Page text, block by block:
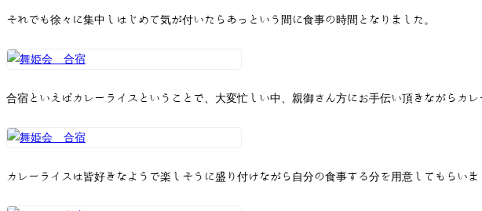
それでも徐々に集中しはじめて気が付いたらあっという間に食事の時間となりました。
合宿といえばカレーライスということで、大変忙しい中、親御さん方にお手伝い頂きながらカレ
カレーライスは皆好きなようで楽しそうに盛り付けながら自分の食事する分を用意してもらいま